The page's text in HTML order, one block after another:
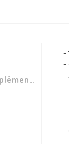
Informations complémentaires
–
–
–
–
–
–
–
–